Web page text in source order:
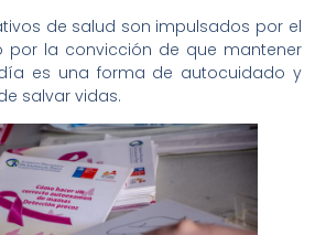
de salud son impulsados por el
por la convicción de que mantener
es una forma de autocuidado y
salvar vidas.